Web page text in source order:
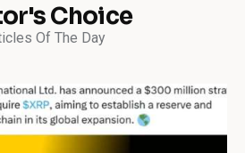
Choice
Of The Day